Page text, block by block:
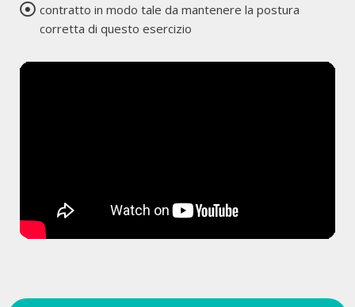
contratto in modo tale da mantenere la postura
corretta di questo esercizio